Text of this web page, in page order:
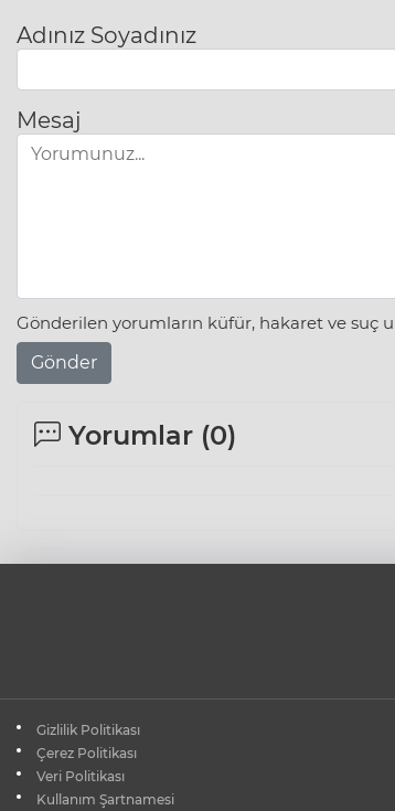
Adınız Soyadınız
Mesaj
Gönderilen yorumların küfür, hakaret ve suç
Gönder
Yorumlar (0)
Gizlilik Politikası
Çerez Politikası
Veri Politikası
Kullanım Şartnamesi